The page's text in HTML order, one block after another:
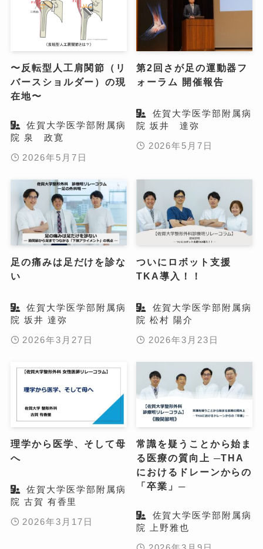
〜反転型人工肩関節（リ
バースショルダー）の現
在地〜
佐賀大学医学部附属病
院 泉 政寛
2026年5月7日
第2回さが足の運動器フ
ォーラム 開催報告
佐賀大学医学部附属病
院 坂井 達弥
2026年5月7日
足の痛みは足だけを診な
い
佐賀大学医学部附属病
院 坂井 達弥
2026年3月27日
ついにロボット支援
TKA導入！！
佐賀大学医学部附属病
院 松村 陽介
2026年3月23日
理学から医学、そして母
へ
佐賀大学医学部附属病
院 古賀 有香里
2026年3月17日
常識を疑うことから始ま
る医療の質向上 ─THA
におけるドレーンからの
「卒業」─
佐賀大学医学部附属病
院 上野雅也